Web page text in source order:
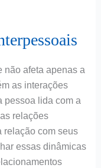
não afeta apenas a
as interações
pessoa lida com a
relações
relação com seus
essas dinâmicas